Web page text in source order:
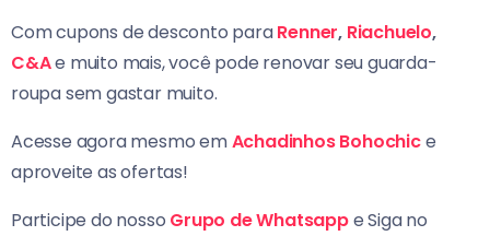
Com cupons de desconto paraRenner, Riachuelo,
C&Ae muito mais, você pode renovar seu guarda-
roupa sem gastar muito.
Acesse agora mesmo emAchadinhos Bohochice
aproveite as ofertas!
Participe do nosso Grupo de Whatsappe Siga no